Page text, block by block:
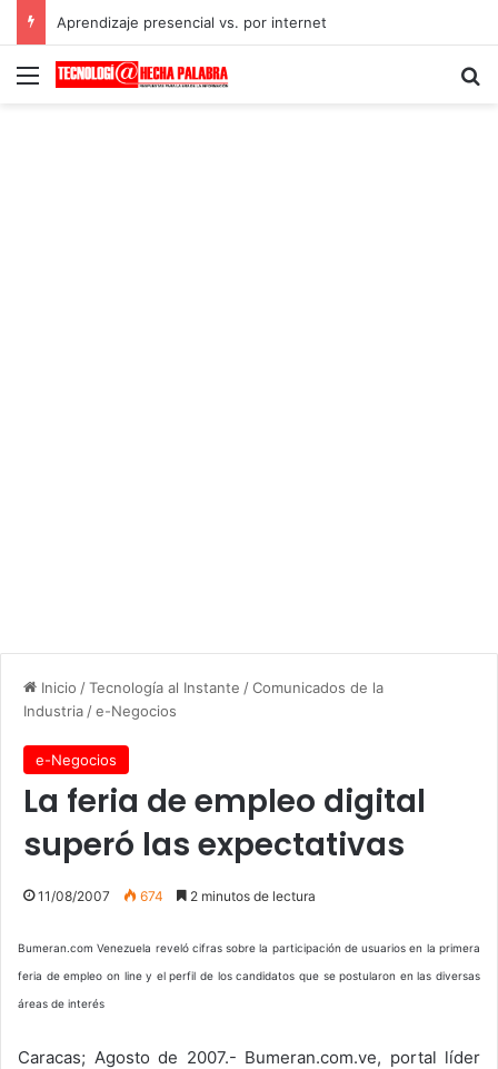
Aprendizaje presencial vs. por internet
Menú
Inicio /Tecnología al Instante /Comunicados de la
Industria /e-Negocios
e-Negocios
La feria de empleo digital
superó las expectativas
11/08/2007 674 2 minutos de lectura
Bumeran.com Venezuela reveló cifras sobre la participación de usuarios en la primera
feria de empleo on line y el perfil de los candidatos que se postularon en las diversas
áreas de interés
Caracas; Agosto de 2007.- Bumeran.com.ve, portal líder